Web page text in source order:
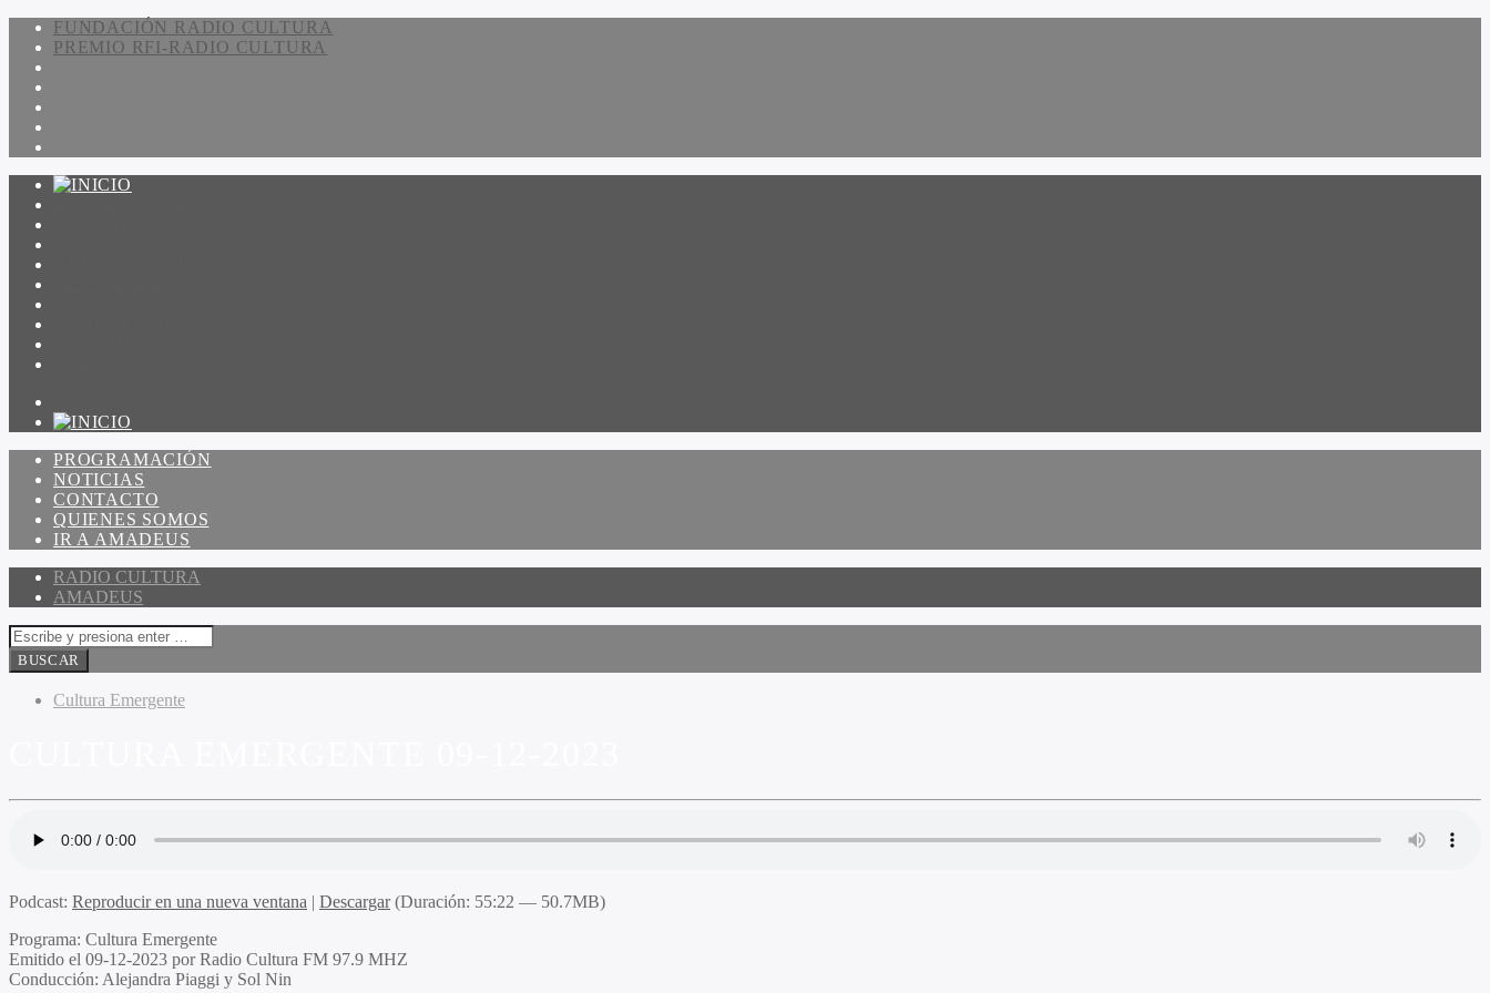
FUNDACIÓN RADIO CULTURA
PREMIO RFI-RADIO CULTURA
PROGRAMACIÓN
NOTICIAS
CONTACTO
QUIENES SOMOS
IR A AMADEUS
RADIO CULTURA
AMADEUS
Cultura Emergente
Podcast: Reproducir en una nueva ventana | Descargar(Duración: 55:22 — 50.7MB)
Programa: Cultura Emergente
Emitido el 09-12-2023 por Radio Cultura FM 97.9 MHZ
Conducción: Alejandra Piaggi y Sol Nin